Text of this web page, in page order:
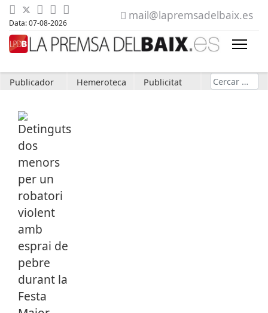
Data: 07-08-2026
mail@lapremsadelbaix.es
Publicador Hemeroteca Publicitat Cerca